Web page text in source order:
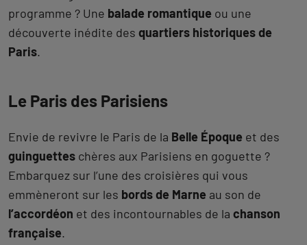
programme ? Une balade romantique ou une
découverte inédite des quartiers historiques de
Paris.
Le Paris des Parisiens
Envie de revivre le Paris de la Belle Époque et des
guinguettes chères aux Parisiens en goguette ?
Embarquez sur l’une des croisières qui vous
emmèneront sur les bords de Marne au son de
l’accordéon et des incontournables de la chanson
française.